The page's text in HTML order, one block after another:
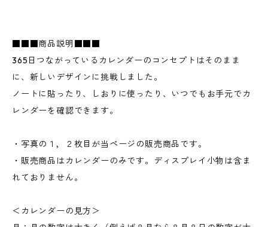
■■■商品説明■■■
365日つながっているカレンダーのコンセプトはそのまま
に、新しいデザインに挑戦しました。
ノートに貼ったり、しおりに使ったり、いつでもお手元でカ
レンダーを確認できます。
・写真の１，２枚目が当ページの販売商品です。
・販売商品はカレンダーのみです。ディスプレイ小物は含ま
れておりません。
＜カレンダーの見方＞